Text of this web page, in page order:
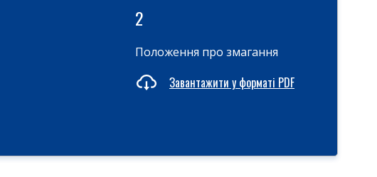
2
Положення про змагання
Завантажити у форматі PDF